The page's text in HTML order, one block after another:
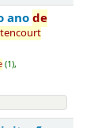
anode
(1),